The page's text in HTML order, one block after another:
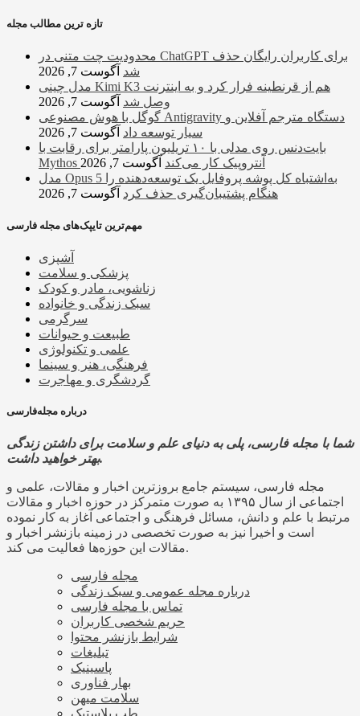
تازه ترین مطالب مجله
محدودیت چت متنی در ChatGPT برای کاربران رایگان حذف
شد آگوست 7, 2026
مدل چینی Kimi K3 هم از قرنطینه فرار کرد و به اینترنت
وصل شد آگوست 7, 2026
گوگل با هوش مصنوعی Antigravity دستگاه مترجم آفلاین و
سیار توسعه داد آگوست 7, 2026
بایت‌دنس روی مدلی با ۱۰ تریلیون پارامتر برای رقابت با
Mythos آنتروپیک کار می‌کند آگوست 7, 2026
مدل Opus 5 به‌اشتباه کل پوشه پروفایل یک توسعه‌دهنده را
هنگام پشتیبان‌گیری حذف کرد آگوست 7, 2026
مهم‌ترین تایپک‌های مجله فارسی
آشپزی
پزشکی و سلامت
زناشویی، مادر و کودک
سبک زندگی و خانواده
سرگرمی
طبیعت و حیوانات
علمی و تکنولوژی
فرهنگی، هنر و سینما
گردشگری و مهاجرت
درباره مجله‌فارسی
شما با مجله فارسی، پلی به دنیای علم و سلامت برای داشتن زندگی
بهتر خواهید داشت.
مجله فارسی، سیستم جامع بروزترین اخبار و مقالات، علمی و
اجتماعی از سال ۱۳۹۵ به صورت متمرکز در حوزه اخبار و مقالات
مرتبط با علم و دانش، مسائل فرهنگی و اجتماعی آغاز به کار نموده
است و اخیرا نیز به صورت تخصصی در زمینه بازنشر اخبار و
مقالات این حوزه‌ها فعالیت می کند.
مجله فارسی
درباره مجله عمومی و سبک زندگی
تماس با مجله فارسی
حریم شخصی کاربران
شرایط بازنشر محتوا
تبلیغات
پاسینیک
بهار فناوری
سلامت میهن
طب پلاستیک